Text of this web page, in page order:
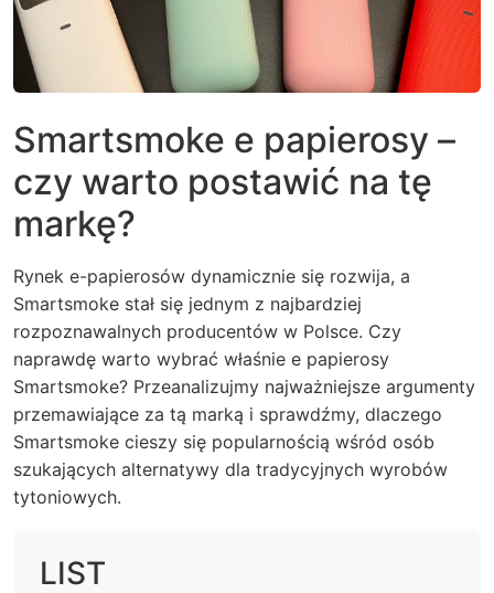
Smartsmoke e papierosy –
czy warto postawić na tę
markę?
Rynek e-papierosów dynamicznie się rozwija, a
Smartsmoke stał się jednym z najbardziej
rozpoznawalnych producentów w Polsce. Czy
naprawdę warto wybrać właśnie e papierosy
Smartsmoke? Przeanalizujmy najważniejsze argumenty
przemawiające za tą marką i sprawdźmy, dlaczego
Smartsmoke cieszy się popularnością wśród osób
szukających alternatywy dla tradycyjnych wyrobów
tytoniowych.
LIST